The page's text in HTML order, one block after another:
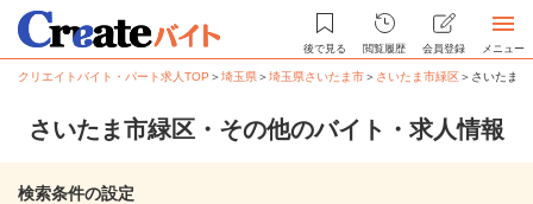
後で見る 閲覧履歴 会員登録 メニュー
クリエイトバイト・パート求人TOP ＞埼玉県＞埼玉県さいたま市＞ さいたま市緑区＞ さいたま
さいたま市緑区・その他のバイト・求人情報
検索条件の設定